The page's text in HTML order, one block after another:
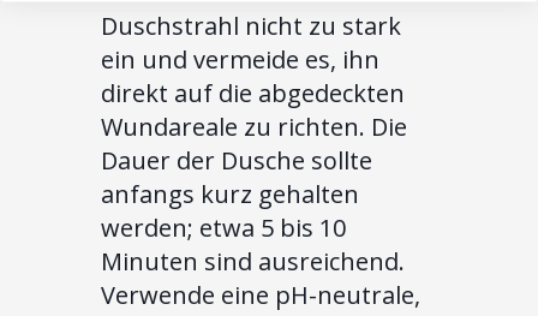
Duschstrahl nicht zu stark
ein und vermeide es, ihn
direkt auf die abgedeckten
Wundareale zu richten. Die
Dauer der Dusche sollte
anfangs kurz gehalten
werden; etwa 5 bis 10
Minuten sind ausreichend.
Verwende eine pH-neutrale,